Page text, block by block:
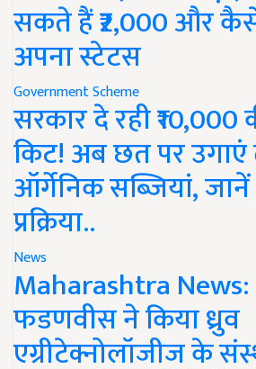
सकते हैं ₹2,000 और
अपना स्टेटस
Government Scheme
सरकार दे रही ₹10,000
किट! अब छत पर उगाएं
ऑर्गेनिक सब्जियां,
प्रक्रिया..
News
Maharashtra News:
फडणवीस ने किया ध्रुव
एग्रीटेक्नोलॉजीज के